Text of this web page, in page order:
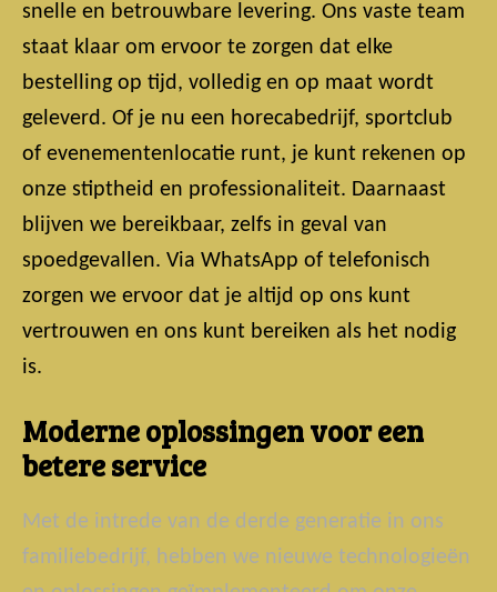
snelle en betrouwbare levering. Ons vaste team
staat klaar om ervoor te zorgen dat elke
bestelling op tijd, volledig en op maat wordt
geleverd. Of je nu een horecabedrijf, sportclub
of evenementenlocatie runt, je kunt rekenen op
onze stiptheid en professionaliteit. Daarnaast
blijven we bereikbaar, zelfs in geval van
spoedgevallen. Via WhatsApp of telefonisch
zorgen we ervoor dat je altijd op ons kunt
vertrouwen en ons kunt bereiken als het nodig
is.
Moderne oplossingen voor een
betere service
Met de intrede van de derde generatie in ons
familiebedrijf, hebben we nieuwe technologieën